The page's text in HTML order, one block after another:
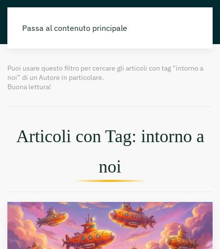
Passa al contenuto principale
Puoi usare questo filtro per cercare gli articoli con tag “intorno a
noi” di un Autore in particolare.
Buona lettura!
Articoli con Tag: intorno a
noi